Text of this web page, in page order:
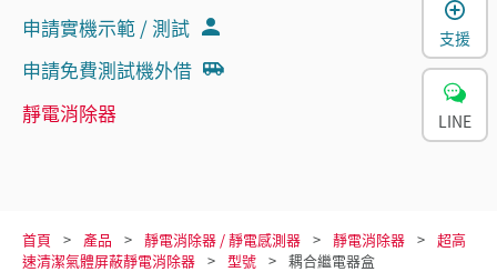
申請實機示範 / 測試
申請免費測試機外借
靜電消除器
首頁 產品 靜電消除器 / 靜電感測器 靜電消除器
超高
速清潔氣體屏蔽靜電消除器
型號 耦合繼電器盒
支援
LINE